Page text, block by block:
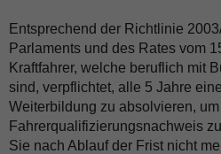
Entsprechend der Richtlinie
Parlaments und des Rates vom
Kraftfahrer, welche beruflich mit
sind, verpflichtet, alle 5 Jahre
Weiterbildung zu absolvieren,
Fahrerqualifizierungsnachweis
Sie nach Ablauf der Frist nicht